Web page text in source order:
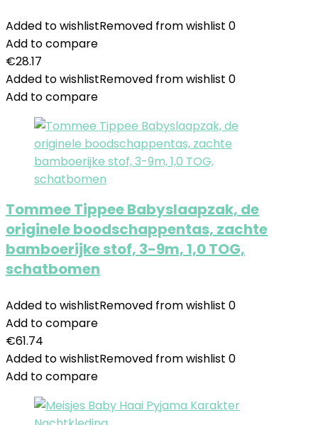
Added to wishlistRemoved from wishlist 0
Add to compare
€28.17
Added to wishlistRemoved from wishlist 0
Add to compare
Tommee Tippee Babyslaapzak, de
originele boodschappentas, zachte
bamboerijke stof, 3-9m, 1,0 TOG,
schatbomen
Added to wishlistRemoved from wishlist 0
Add to compare
€61.74
Added to wishlistRemoved from wishlist 0
Add to compare